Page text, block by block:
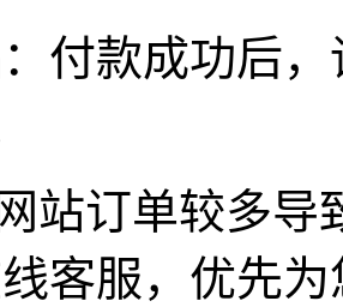
付款成功后
站订单较多
客服，优先为